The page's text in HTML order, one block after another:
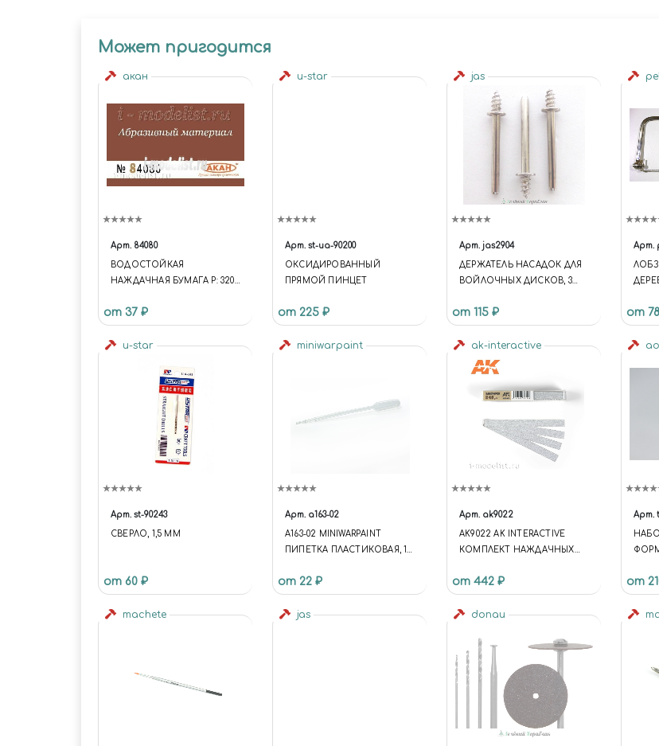
Может пригодится
акан
Арт. 84080
ВОДОСТОЙКАЯ
НАЖДАЧНАЯ БУМАГА Р: 320
ОБДИРАЮЩАЯ) 230 Х140ММ
от 37 ₽
u-star
Арт. st-ua-90200
ОКСИДИРОВАННЫЙ
ПРЯМОЙ ПИНЦЕТ
от 225 ₽
jas
Арт. jas2904
ДЕРЖАТЕЛЬ НАСАДОК ДЛЯ
ВОЙЛОЧНЫХ ДИСКОВ, 3
от 115 ₽
Арт.
от
u-star
Арт. st-90243
СВЕРЛО, 1,5 ММ
от 60 ₽
miniwarpaint
Арт. а163-02
A163-02 MINIWARPAINT
ПИПЕТКА ПЛАСТИКОВАЯ, 1
от 22 ₽
ak-interactive
Арт. ak9022
AK9022 AK INTERACTIVE
КОМПЛЕКТ НАЖДАЧНЫХ
ОСНОВЕ 240GR
от 442 ₽
Арт.
от
machete jas donau